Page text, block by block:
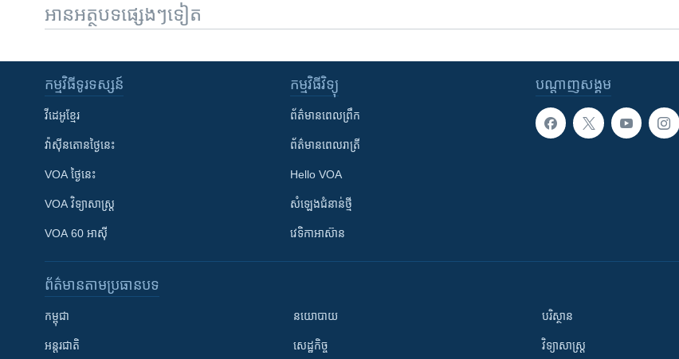
អានអត្ថបទផ្សេងៗទៀត
បណ្តាញ​សង្គម
កម្មវិធី​ទូរទស្សន៍
វីដេអូ​ខ្មែរ
វ៉ាស៊ីនតោន​ថ្ងៃ​នេះ
VOA ថ្ងៃនេះ
VOA ​វិទ្យាសាស្ត្រ
VOA 60 អាស៊ី
កម្មវិធី​វិទ្យុ
ព័ត៌មាន​ពេល​ព្រឹក
ព័ត៌មាន​​ពេល​រាត្រី
Hello VOA
សំឡេង​ជំនាន់​ថ្មី
វេទិកា​អាស៊ាន
ព័ត៌មាន​តាមប្រធានបទ​
កម្ពុជា
អន្តរជាតិ
នយោបាយ
សេដ្ឋកិច្ច
បរិស្ថាន
វិទ្យាសាស្រ្ត